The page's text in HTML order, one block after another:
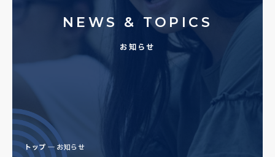
NEWS & TOPICS
お知らせ
トップ お知らせ